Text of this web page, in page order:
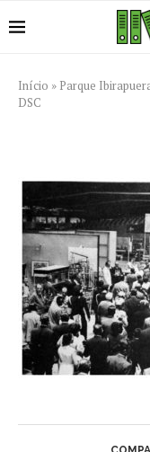
Início » Parque
DSC